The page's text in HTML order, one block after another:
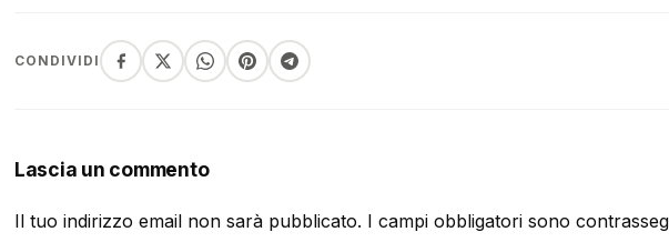
CONDIVIDI
Lascia un commento
Il tuo indirizzo email non sarà pubblicato. I campi obbligatori sono